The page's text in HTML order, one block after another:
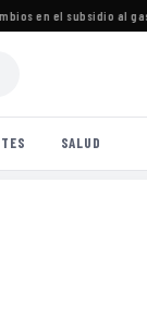
en el subsidio al gas
SALUD